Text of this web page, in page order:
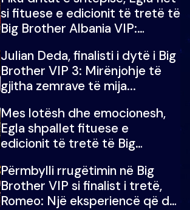
si fituese e edicionit të tretë të
Big Brother Albania VIP:
Julian Deda, finalisti i dytë i Big
Brother VIP 3: Mirënjohje të
gjitha zemrave të mija...
Mes lotësh dhe emocionesh,
Egla shpallet fituese e
edicionit të tretë të Big
Përmbylli rrugëtimin në Big
Brother VIP si finalist i tretë,
Romeo: Një eksperiencë që do